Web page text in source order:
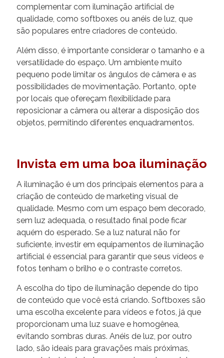
complementar com iluminação artificial de
qualidade, como softboxes ou anéis de luz, que
são populares entre criadores de conteúdo.
Além disso, é importante considerar o tamanho e a
versatilidade do espaço. Um ambiente muito
pequeno pode limitar os ângulos de câmera e as
possibilidades de movimentação. Portanto, opte
por locais que ofereçam flexibilidade para
reposicionar a câmera ou alterar a disposição dos
objetos, permitindo diferentes enquadramentos.
Invista em uma boa iluminação
A iluminação é um dos principais elementos para a
criação de conteúdo de marketing visual de
qualidade. Mesmo com um espaço bem decorado,
sem luz adequada, o resultado final pode ficar
aquém do esperado. Se a luz natural não for
suficiente, investir em equipamentos de iluminação
artificial é essencial para garantir que seus vídeos e
fotos tenham o brilho e o contraste corretos.
A escolha do tipo de iluminação depende do tipo
de conteúdo que você está criando. Softboxes são
uma escolha excelente para vídeos e fotos, já que
proporcionam uma luz suave e homogênea,
evitando sombras duras. Anéis de luz, por outro
lado, são ideais para gravações mais próximas,